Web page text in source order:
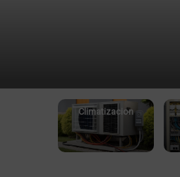
Climatizacion